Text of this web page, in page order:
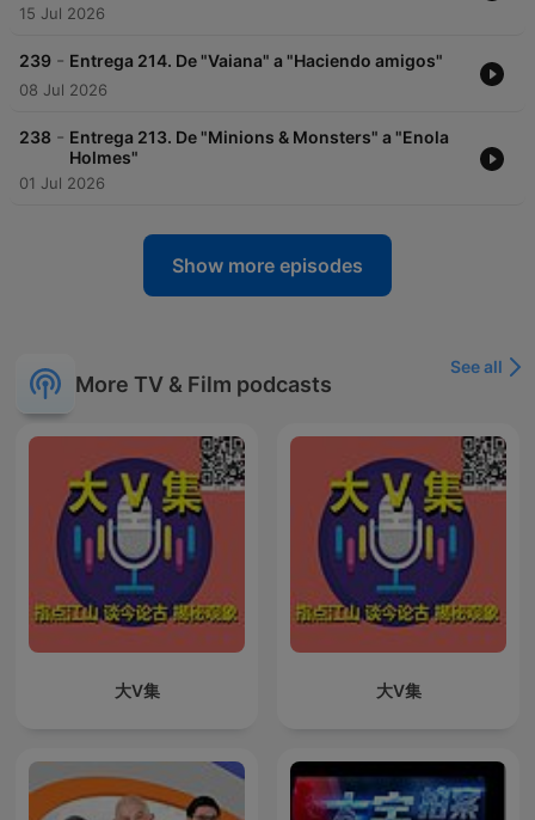
15 Jul 2026
239 - Entrega 214. De "Vaiana" a "Haciendo amigos"
08 Jul 2026
238 - Entrega 213. De "Minions & Monsters" a "Enola
Holmes"
01 Jul 2026
Show more episodes
More TV & Film podcasts
See all
大V集 大V集